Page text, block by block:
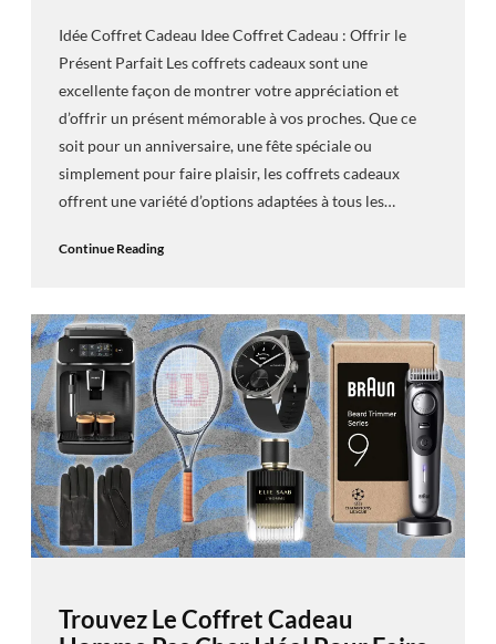
Idée Coffret Cadeau Idee Coffret Cadeau : Offrir le
Présent Parfait Les coffrets cadeaux sont une
excellente façon de montrer votre appréciation et
d’offrir un présent mémorable à vos proches. Que ce
soit pour un anniversaire, une fête spéciale ou
simplement pour faire plaisir, les coffrets cadeaux
offrent une variété d’options adaptées à tous les…
Continue Reading
Trouvez Le Coffret Cadeau